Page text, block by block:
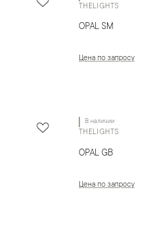
THELIGHTS
OPAL SM
Цена по запросу
В наличии
THELIGHTS
OPAL GB
Цена по запросу